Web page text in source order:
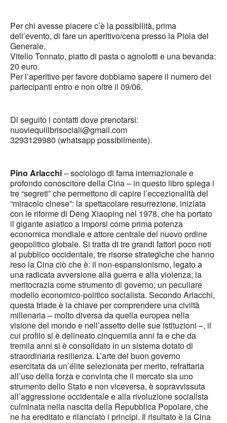
Per chi avesse piacere c’è la possibilità, prima
dell’evento, di fare un aperitivo/cena presso la Piola del
Generale.
Vitello Tonnato, piatto di pasta o agnolotti e una bevanda:
20 euro.
Per l’aperitivo per favore dobbiamo sapere il numero dei
partecipanti entro e non oltre il 09/06.
Di seguito i contatti dove prenotarsi:
nuoviequilibrisociali@gmail.com
3293129980 (whatsapp possibilmente).
Pino Arlacchi– sociologo di fama internazionale e
profondo conoscitore della Cina – in questo libro spiega i
tre “segreti” che permettono di capire l’eccezionalità del
“miracolo cinese”: la spettacolare resurrezione, iniziata
con le riforme di Deng Xiaoping nel 1978, che ha portato
il gigante asiatico a imporsi come prima potenza
economica mondiale e attore centrale del nuovo ordine
geopolitico globale. Si tratta di tre grandi fattori poco noti
al pubblico occidentale, tre risorse strategiche che hanno
reso la Cina ciò che è: il non-espansionismo, legato a
una radicata avversione alla guerra e alla violenza; la
meritocrazia come strumento di governo; un peculiare
modello economico-politico socialista. Secondo Arlacchi,
questa triade è la chiave per comprendere una civiltà
millenaria – molto diversa da quella europea nella
visione del mondo e nell’assetto delle sue istituzioni –, il
cui profilo si è delineato cinquemila anni fa e che da
tremila anni si è consolidato in un sistema dotato di
straordinaria resilienza. L’arte del buon governo
esercitata da un’élite selezionata per merito, refrattaria
all’uso della forza e convinta che il mercato sia uno
strumento dello Stato e non viceversa, è sopravvissuta
all’aggressione occidentale e alla rivoluzione socialista
culminata nella nascita della Repubblica Popolare, che
ne ha ereditato e rilanciato i principi. Il risultato è la Cina